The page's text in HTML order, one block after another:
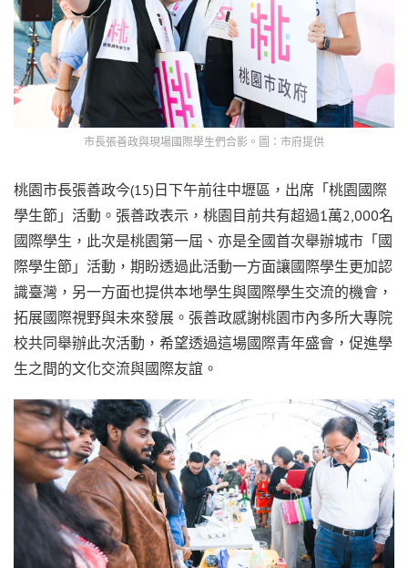
市長張善政與現場國際學生們合影。圖：市府提供
桃園市長張善政今(15)日下午前往中壢區，出席「桃園國際
學生節」活動。張善政表示，桃園目前共有超過1萬2,000名
國際學生，此次是桃園第一屆、亦是全國首次舉辦城市「國
際學生節」活動，期盼透過此活動一方面讓國際學生更加認
識臺灣，另一方面也提供本地學生與國際學生交流的機會，
拓展國際視野與未來發展。張善政感謝桃園市內多所大專院
校共同舉辦此次活動，希望透過這場國際青年盛會，促進學
生之間的文化交流與國際友誼。